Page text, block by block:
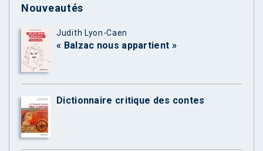
Nouveautés
Judith Lyon-Caen
« Balzac nous appartient »
Dictionnaire critique des contes